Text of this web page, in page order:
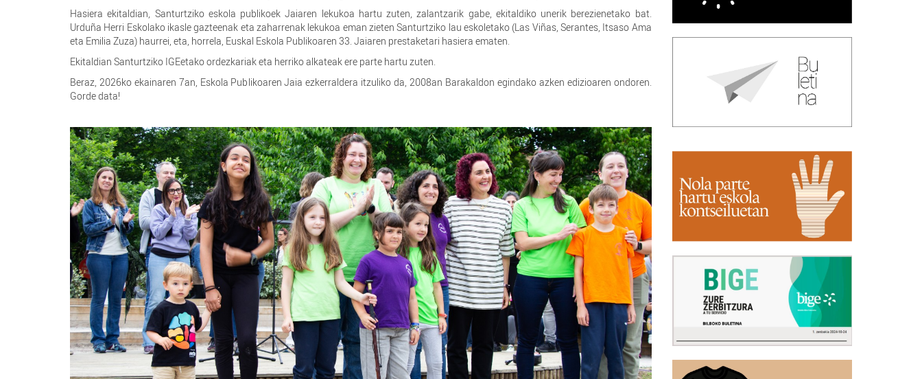
Hasiera ekitaldian, Santurtziko eskola publikoek Jaiaren lekukoa hartu zuten, zalantzarik gabe, ekitaldiko unerik berezienetako bat.
Urduña Herri Eskolako ikasle gazteenak eta zaharrenak lekukoa eman zieten Santurtziko lau eskoletako (Las Viñas, Serantes, Itsaso Ama
eta Emilia Zuza) haurrei, eta, horrela, Euskal Eskola Publikoaren 33. Jaiaren prestaketari hasiera ematen.
Ekitaldian Santurtziko IGEetako ordezkariak eta herriko alkateak ere parte hartu zuten.
Beraz, 2026ko ekainaren 7an, Eskola Publikoaren Jaia ezkerraldera itzuliko da, 2008an Barakaldon egindako azken edizioaren ondoren.
Gorde data!